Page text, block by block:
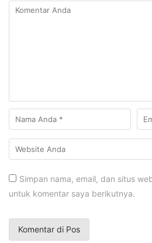
Simpan nama, email, dan situs
untuk komentar saya berikutnya.